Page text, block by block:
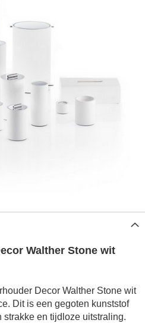
Walther Stone wit
Decor Walther Stone wit
Dit is een gegoten kunststof
strakke en tijdloze uitstraling.